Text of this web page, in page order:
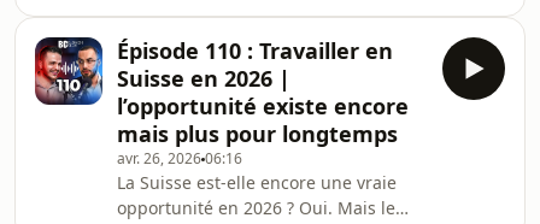
3916Commen
marché suisse ne pardonne pas
l’approximation.Dans cet épisode, on
casse les illusions.Tu vas comprendre
pourquoi :Trouver un emploi en
Suisse est bien plus difficile
qu’annoncéLes recruteurs appliquent
des filtres extrêmement strictsLe
niveau attendu est nettement
Épisode 110 : Travailler en
Suisse en 2026 |
l’opportunité existe encore
mais plus pour longtemps
avr. 26, 202606:16
La Suisse est-elle encore une vraie
opportunité en 2026 ? Oui. Mais le